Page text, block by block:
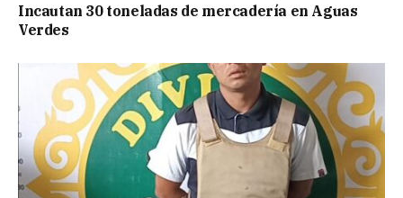
Incautan 30 toneladas de mercadería en Aguas
Verdes